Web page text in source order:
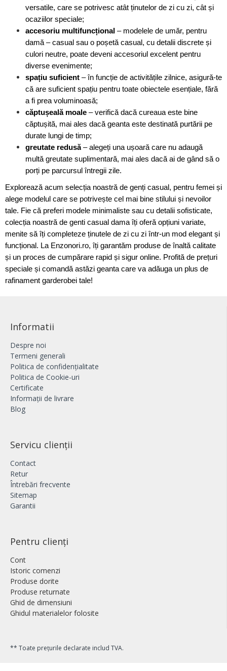
versatile, care se potrivesc atât ținutelor de zi cu zi, cât și
ocaziilor speciale;
accesoriu multifuncțional – modelele de umăr, pentru
damă – casual sau o poșetă casual, cu detalii discrete și
culori neutre, poate deveni accesoriul excelent pentru
diverse evenimente;
spațiu suficient – în funcție de activitățile zilnice, asigură-te
că are suficient spațiu pentru toate obiectele esențiale, fără
a fi prea voluminoasă;
căptușeală moale – verifică dacă cureaua este bine
căptușită, mai ales dacă geanta este destinată purtării pe
durate lungi de timp;
greutate redusă – аlegeți una ușoară care nu adaugă
multă greutate suplimentară, mai ales dacă ai de gând să o
porți pe parcursul întregii zile.
Explorează acum selecția noastră de genți casual, pentru femei și
alege modelul care se potrivește cel mai bine stilului și nevoilor
tale. Fie că preferi modele minimaliste sau cu detalii sofisticate,
colecția noastră de genti casual dama îți oferă opțiuni variate,
menite să îți completeze ținutele de zi cu zi într-un mod elegant și
funcțional. La Enzonori.ro, îți garantăm produse de înaltă calitate
și un proces de cumpărare rapid și sigur online. Profită de prețuri
speciale și comandă astăzi geanta care va adăuga un plus de
rafinament garderobei tale!
Informatii
Despre noi
Termeni generali
Politica de confidențialitate
Politica de Cookie-uri
Certificate
Informații de livrare
Blog
Servicu clienții
Contact
Retur
Întrebări frecvente
Sitemap
Garantii
Pentru clienți
Cont
Istoric comenzi
Produse dorite
Produse returnate
Ghid de dimensiuni
Ghidul materialelor folosite
** Toate prețurile declarate includ TVA.